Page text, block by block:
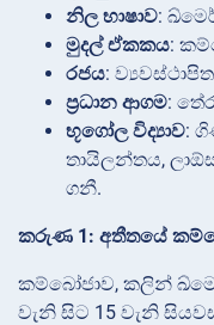
නිල භාෂාව:
මුදල් ඒකකය:
රජය:
ප්‍රධාන ආගම:
භූගෝල විද්‍යාව:
තායිලන්තය,
ගනී.
කරුණ 1: අතීතයේ
කම්බෝජාව, කලින්
වැනි සිට 15 වැනි